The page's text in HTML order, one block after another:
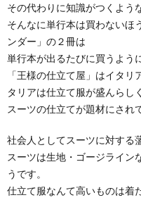
その代わりに知識がつくよう
そんなに単行本は買わないほ
ンダー」の２冊は
単行本が出るたびに買うよう
「王様の仕立て屋」はイタ
タリアは仕立て服が盛んらしく
スーツの仕立てが題材にされ
社会人としてスーツに対する
スーツは生地・ゴージライン
うです。
仕立て服なんて高いものは着